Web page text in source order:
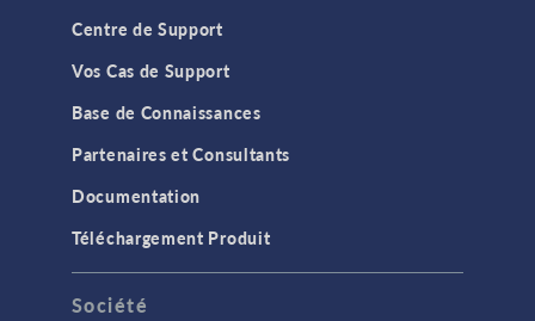
Centre de Support
Vos Cas de Support
Base de Connaissances
Partenaires et Consultants
Documentation
Téléchargement Produit
Société